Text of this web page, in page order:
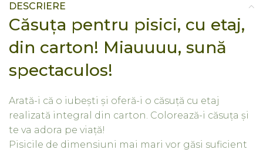
DESCRIERE
Căsuța pentru pisici, cu etaj,
din carton! Miauuuu, sună
spectaculos!
Arată-i că o iubești și oferă-i o căsuță cu etaj
realizată integral din carton. Colorează-i căsuța și
te va adora pe viață!
Pisicile de dimensiuni mai mari vor găsi suficient